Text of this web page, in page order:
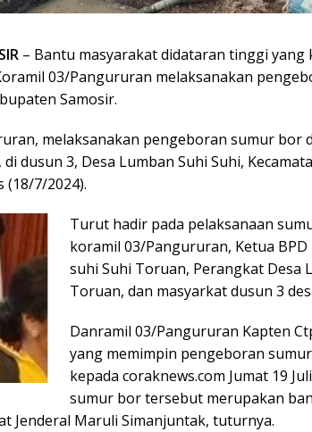
– Bantu masyarakat didataran tinggi yang
03/Pangururan melaksanakan
Samosir.
melaksanakan pengeboran sumur bor
dusun 3, Desa Lumban Suhi Suhi,
(18/7/2024).
Turut hadir pada pelaksanaan
koramil 03/Pangururan, Ketua BPD
suhi Suhi Toruan, Perangkat Desa
Toruan, dan masyarkat dusun 3
Danramil 03/Pangururan Kapten
yang memimpin pengeboran
kepada coraknews.com Jumat 19
sumur bor tersebut merupakan
Jenderal Maruli Simanjuntak, tuturnya.